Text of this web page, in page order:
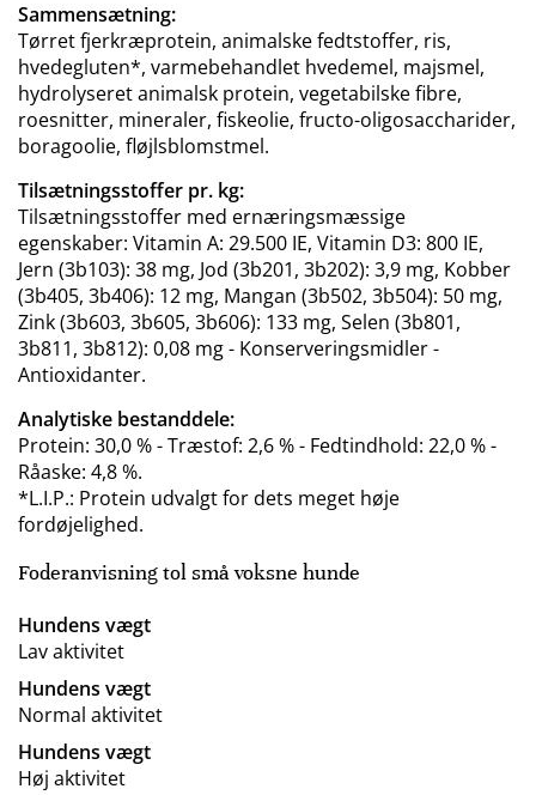
Sammensætning:
Tørret fjerkræprotein, animalske fedtstoffer, ris,
hvedegluten*, varmebehandlet hvedemel, majsmel,
hydrolyseret animalsk protein, vegetabilske fibre,
roesnitter, mineraler, fiskeolie, fructo-oligosaccharider,
boragoolie, fløjlsblomstmel.
Tilsætningsstoffer pr. kg:
Tilsætningsstoffer med ernæringsmæssige
egenskaber: Vitamin A: 29.500 IE, Vitamin D3: 800 IE,
Jern (3b103): 38 mg, Jod (3b201, 3b202): 3,9 mg, Kobber
(3b405, 3b406): 12 mg, Mangan (3b502, 3b504): 50 mg,
Zink (3b603, 3b605, 3b606): 133 mg, Selen (3b801,
3b811, 3b812): 0,08 mg - Konserveringsmidler -
Antioxidanter.
Analytiske bestanddele:
Protein: 30,0 % - Træstof: 2,6 % - Fedtindhold: 22,0 % -
Råaske: 4,8 %.
*L.I.P.: Protein udvalgt for dets meget høje
fordøjelighed.
Foderanvisning tol små voksne hunde
Hundens vægt
Lav aktivitet
Hundens vægt
Normal aktivitet
Hundens vægt
Høj aktivitet